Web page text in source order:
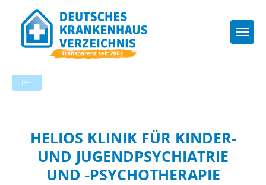
HELIOS KLINIK FÜR KINDER-
UND JUGENDPSYCHIATRIE
UND -PSYCHOTHERAPIE